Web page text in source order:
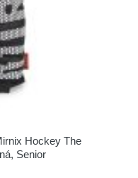
Hockey The
Senior